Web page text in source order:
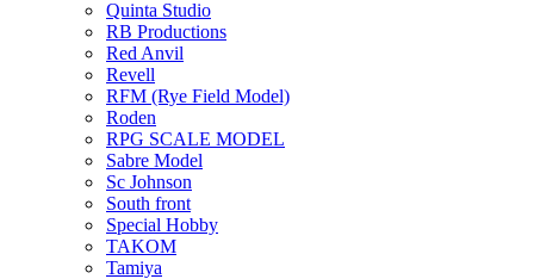
Quinta Studio
RB Productions
Red Anvil
Revell
RFM (Rye Field Model)
Roden
RPG SCALE MODEL
Sabre Model
Sc Johnson
South front
Special Hobby
TAKOM
Tamiya